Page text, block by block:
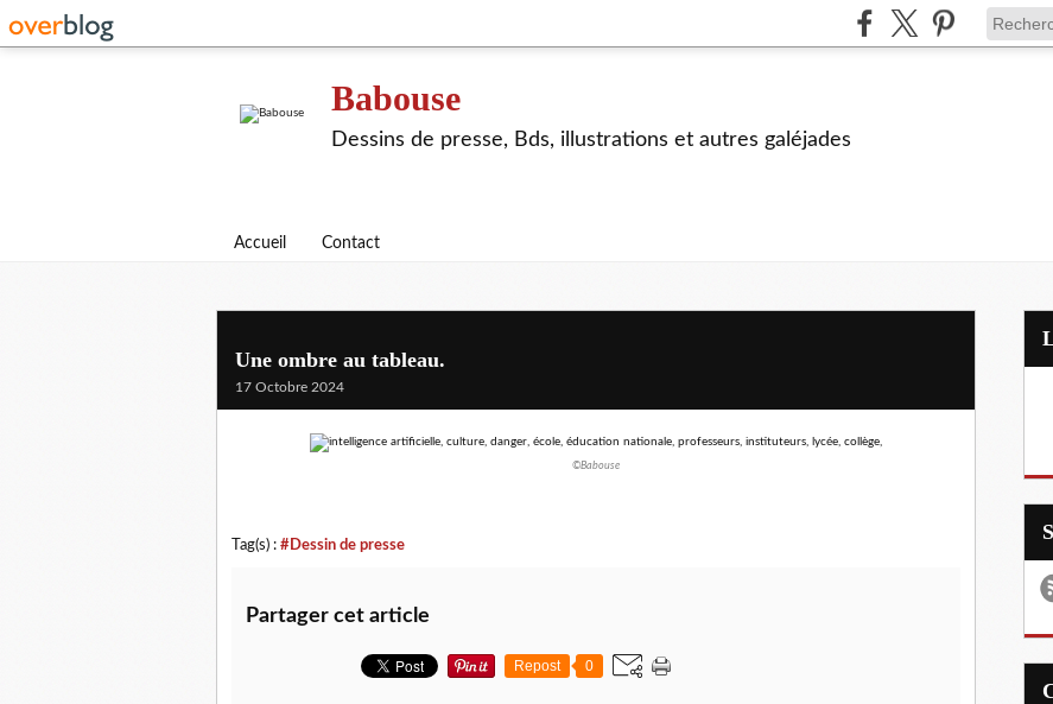
Babouse
Dessins de presse, Bds, illustrations et autres galéjades
Accueil Contact
Une ombre au tableau.
17 Octobre 2024
©Babouse
Tag(s) : #Dessin de presse
Partager cet article
Repost 0